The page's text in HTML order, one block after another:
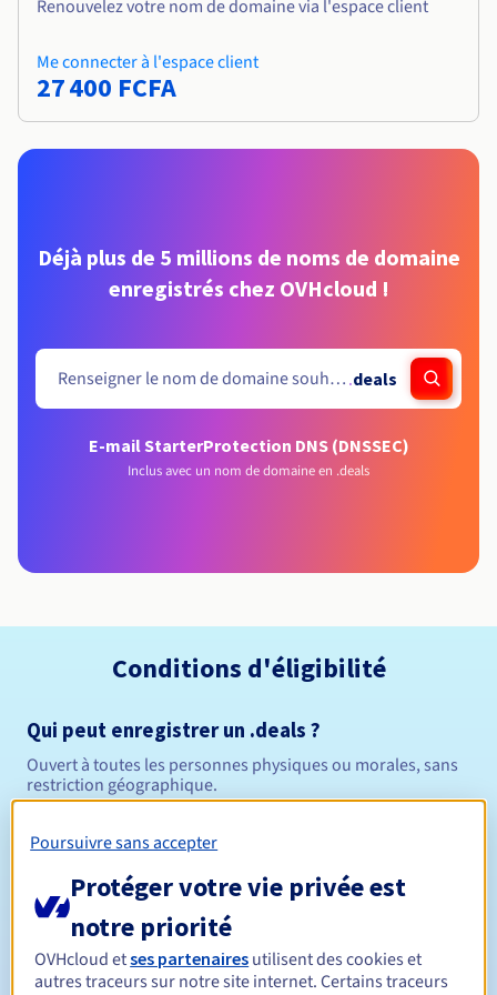
Renouvelez votre nom de domaine via l'espace client
Me connecter à l'espace client
27 400 FCFA
Déjà plus de 5 millions de noms de domaine
enregistrés chez OVHcloud !
.deals
E-mail StarterProtection DNS (DNSSEC)
Inclus avec un nom de domaine en .deals
Conditions d'éligibilité
Qui peut enregistrer un .deals ?
Ouvert à toutes les personnes physiques ou morales, sans
restriction géographique.
Règles de gestion et notifications
Durée de réservation Entre 1 et 10 ans
Durée de renouvellement Entre 1 et 10 ans
Poursuivre sans accepter
Protéger votre vie privée est
notre priorité
OVHcloud etses partenaires utilisent des cookies et
autres traceurs sur notre site internet. Certains traceurs